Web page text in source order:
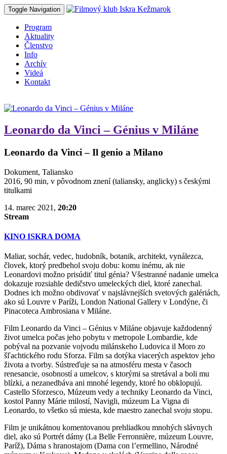
Toggle Navigation
Program
Aktuality
Členstvo
Info
Archív
Videá
Kontakt
Leonardo da Vinci – Génius v Miláne
Leonardo da Vinci – Il genio a Milano
Dokument, Taliansko
2016, 90 min, v pôvodnom znení (taliansky, anglicky) s českými
titulkami
14. marec 2021, 20:20
Stream
KINO ISKRA DOMA
Maliar, sochár, vedec, hudobník, botanik, architekt, vynálezca,
človek, ktorý predbehol svoju dobu: komu inému, ak nie
Leonardovi možno prisúdiť titul génia? Všestranné nadanie umelca
dokazuje rozsiahle dedičstvo umeleckých diel, ktoré zanechal.
Dodnes ich možno obdivovať v najslávnejších svetových galériách,
ako sú Louvre v Paríži, London National Gallery v Londýne, či
Pinacoteca Ambrosiana v Miláne.
Film Leonardo da Vinci – Génius v Miláne objavuje každodenný
život umelca počas jeho pobytu v metropole Lombardie, kde
pobýval na pozvanie vojvodu milánskeho Ludovica il Moro zo
šľachtického rodu Sforza. Film sa dotýka viacerých aspektov jeho
života a tvorby. Sústreďuje sa na atmosféru mesta v časoch
renesancie, osobností a umelcov, s ktorými sa stretával a boli mu
blízki, a nezanedbáva ani mnohé legendy, ktoré ho obklopujú.
Castello Sforzesco, Múzeum vedy a techniky Leonardo da Vinci,
kostol Panny Márie milostí, Navigli, múzeum La Vigna di
Leonardo, to všetko sú miesta, kde maestro zanechal svoju stopu.
Film je unikátnou komentovanou prehliadkou mnohých slávnych
diel, ako sú Portrét dámy (La Belle Ferronnière, múzeum Louvre,
Paríž), Dáma s hranostajom (Dama con l’ermellino, Národné